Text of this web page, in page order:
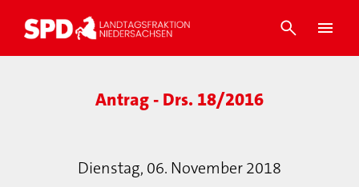
Antrag - Drs. 18/2016
Dienstag, 06. November 2018